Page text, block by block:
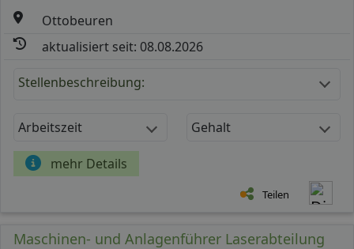
Ottobeuren
aktualisiert seit: 08.08.2026
Stellenbeschreibung:
Arbeitszeit Gehalt
mehr Details
Teilen
Maschinen- und Anlagenführer Laserabteilung